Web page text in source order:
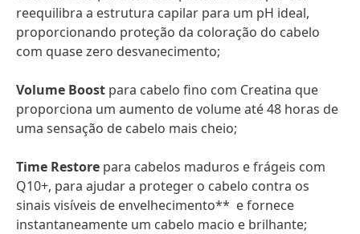
reequilibra a estrutura capilar para um pH ideal,
proporcionando proteção da coloração do cabelo
com quase zero desvanecimento;
Volume Boost para cabelo fino com Creatina que
proporciona um aumento de volume até 48 horas de
uma sensação de cabelo mais cheio;
Time Restore para cabelos maduros e frágeis com
Q10+, para ajudar a proteger o cabelo contra os
sinais visíveis de envelhecimento** e fornece
instantaneamente um cabelo macio e brilhante;